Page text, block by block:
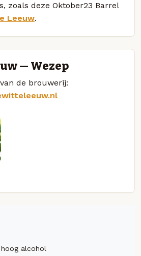
zoals deze Oktober23 Barrel
Leeuw.
— Wezep
de brouwerij:
hoog alcohol